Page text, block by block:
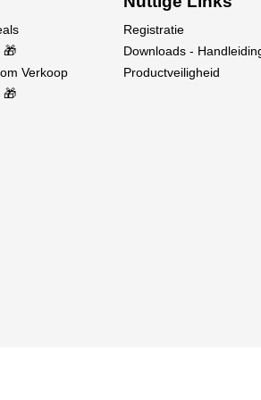
schokbestendigheid en
zijverlengstukken)
🎁
Verkoop
🎁
Registratie
Downloads -
Productveiligheid